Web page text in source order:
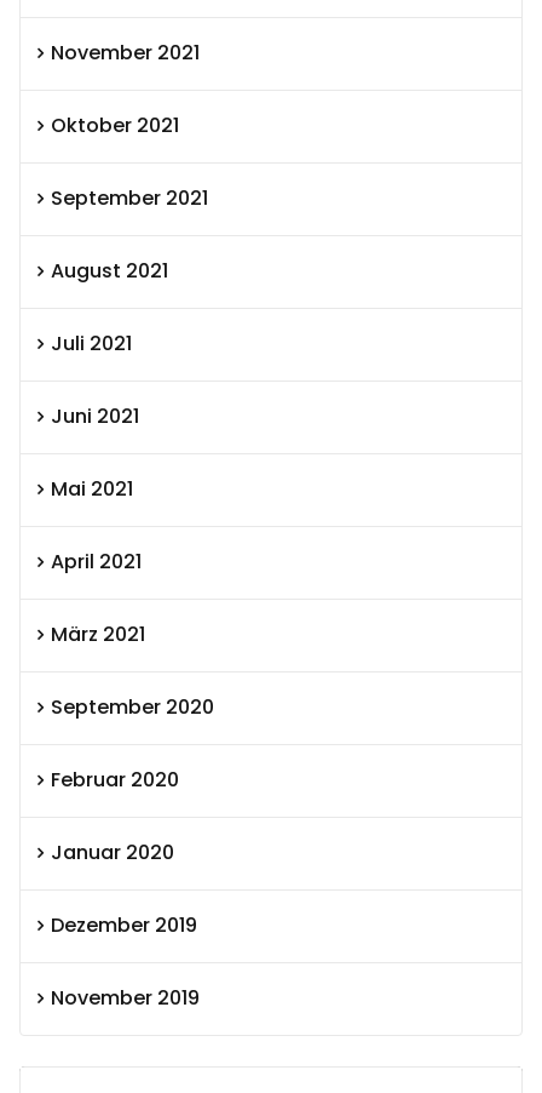
November 2021
Oktober 2021
September 2021
August 2021
Juli 2021
Juni 2021
Mai 2021
April 2021
März 2021
September 2020
Februar 2020
Januar 2020
Dezember 2019
November 2019